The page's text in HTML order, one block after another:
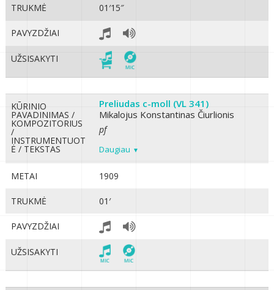
TRUKMĖ 01′15″
PAVYZDŽIAI
UŽSISAKYTI
KŪRINIO
PAVADINIMAS /
KOMPOZITORIUS
/
INSTRUMENTUOT
Ė / TEKSTAS
Preliudas c-moll (VL 341)
Mikalojus Konstantinas Čiurlionis
pf
Daugiau
METAI 1909
TRUKMĖ 01′
PAVYZDŽIAI
UŽSISAKYTI